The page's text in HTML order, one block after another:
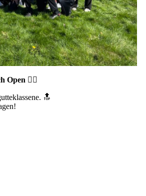
Open 🤼‍♂️
🔝